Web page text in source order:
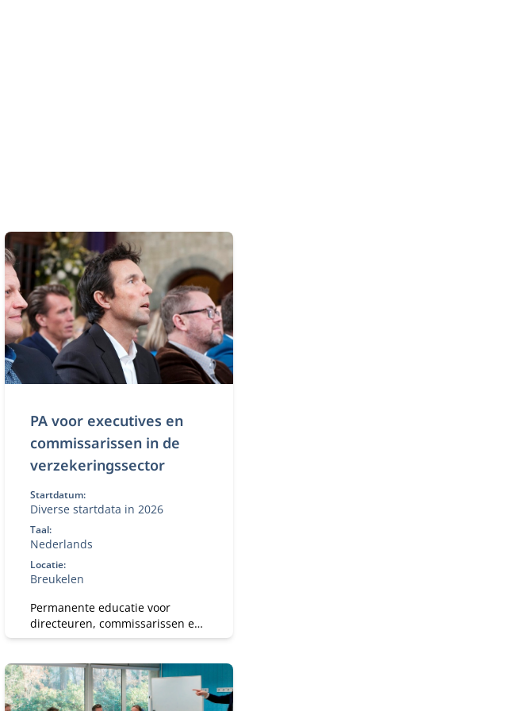
PA voor executives en
commissarissen in de
verzekeringssector
Startdatum:
Diverse startdata in 2026
Taal:
Nederlands
Locatie:
Breukelen
Permanente educatie voor
directeuren, commissarissen en
senior management in de